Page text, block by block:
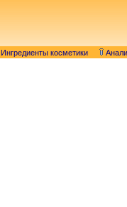
Ингредиенты косметики